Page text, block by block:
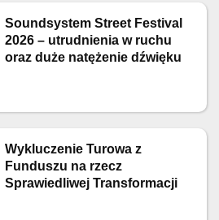
Soundsystem Street Festival
2026 – utrudnienia w ruchu
oraz duże natężenie dźwięku
Wykluczenie Turowa z
Funduszu na rzecz
Sprawiedliwej Transformacji